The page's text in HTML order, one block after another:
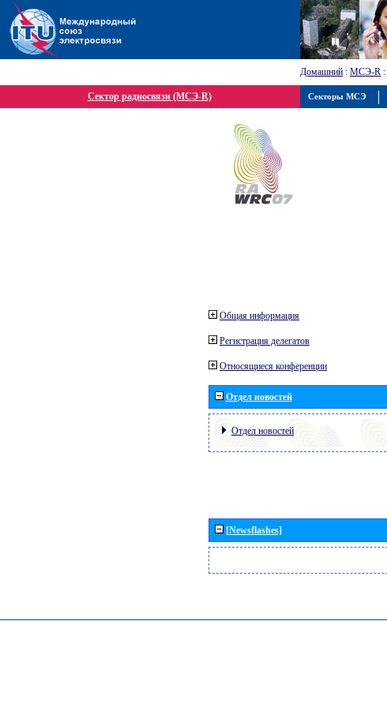
Домашний : МСЭ-R :
Сектор радиосвязи (МСЭ-R)
Общая информация
Регистрация делегатов
Относящиеся конференции
Отдел новостей
Отдел новостей
[Newsflashes]
Секторы МСЭ